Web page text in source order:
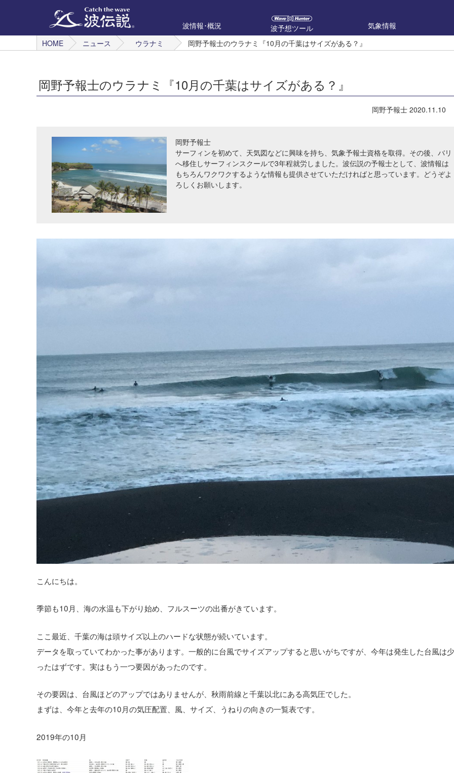
波情報･概況 波予想ツール
気象情報
HOME
ニュース ウラナミ 岡野予報士のウラナミ『10月の千葉はサイズがある？』
岡野予報士のウラナミ『10月の千葉はサイズがある？』
岡野予報士 2020.11.10
岡野予報士
サーフィンを初めて、天気図などに興味を持ち、気象予報士資格を取得。その後、バリ
へ移住しサーフィンスクールで3年程就労しました。波伝説の予報士として、波情報は
もちろんワクワクするような情報も提供させていただければと思っています。どうぞよ
ろしくお願いします。
こんにちは。
季節も10月、海の水温も下がり始め、フルスーツの出番がきています。
ここ最近、千葉の海は頭サイズ以上のハードな状態が続いています。
データを取っていてわかった事があります。一般的に台風でサイズアップすると思いがちですが、今年は発生した台風は
ったはずです。実はもう一つ要因があったのです。
その要因は、台風ほどのアップではありませんが、秋雨前線と千葉以北にある高気圧でした。
まずは、今年と去年の10月の気圧配置、風、サイズ、うねりの向きの一覧表です。
2019年の10月